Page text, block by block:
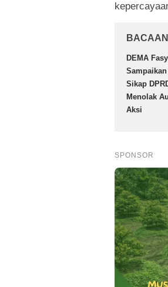
DEMA
Sikap
Menolak
Aksi
SPONSOR